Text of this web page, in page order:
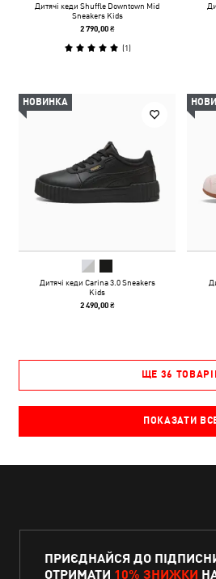
Дитячі кеди Shuffle Downtown Mid
Sneakers Kids
2 790,00 ₴
(1)
НОВИНКА
Дитячі кеди Carina 3.0 Sneakers
Kids
2 490,00 ₴
ЩЕ 36
ПОКАЗАТИ
ПРИЄДНАЙСЯ ДО
ОТРИМАТИ 10% ЗНИЖКИ